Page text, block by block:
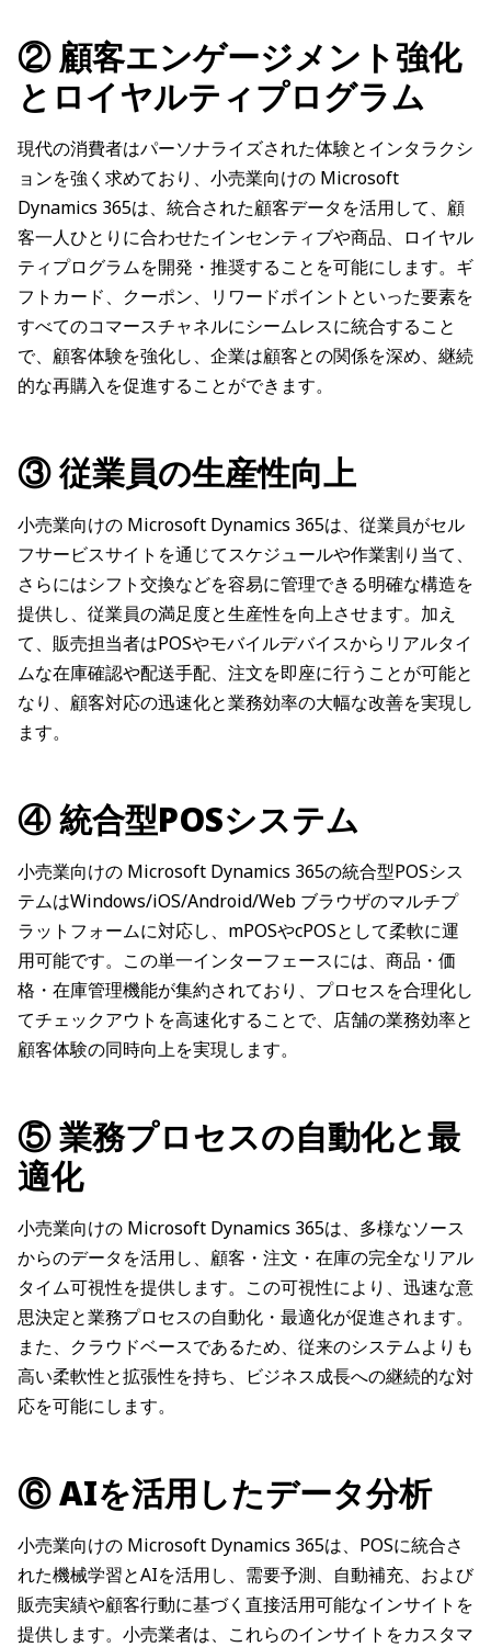
② 顧客エンゲージメント強化
とロイヤルティプログラム
現代の消費者はパーソナライズされた体験とインタラクシ
ョンを強く求めており、小売業向けの Microsoft
Dynamics 365は、統合された顧客データを活用して、顧
客一人ひとりに合わせたインセンティブや商品、ロイヤル
ティプログラムを開発・推奨することを可能にします。ギ
フトカード、クーポン、リワードポイントといった要素を
すべてのコマースチャネルにシームレスに統合すること
で、顧客体験を強化し、企業は顧客との関係を深め、継続
的な再購入を促進することができます。
③ 従業員の生産性向上
小売業向けの Microsoft Dynamics 365は、従業員がセル
フサービスサイトを通じてスケジュールや作業割り当て、
さらにはシフト交換などを容易に管理できる明確な構造を
提供し、従業員の満足度と生産性を向上させます。加え
て、販売担当者はPOSやモバイルデバイスからリアルタイ
ムな在庫確認や配送手配、注文を即座に行うことが可能と
なり、顧客対応の迅速化と業務効率の大幅な改善を実現し
ます。
④ 統合型POSシステム
小売業向けの Microsoft Dynamics 365の統合型POSシス
テムはWindows/iOS/Android/Web ブラウザのマルチプ
ラットフォームに対応し、mPOSやcPOSとして柔軟に運
用可能です。この単一インターフェースには、商品・価
格・在庫管理機能が集約されており、プロセスを合理化し
てチェックアウトを高速化することで、店舗の業務効率と
顧客体験の同時向上を実現します。
⑤ 業務プロセスの自動化と最
適化
小売業向けの Microsoft Dynamics 365は、多様なソース
からのデータを活用し、顧客・注文・在庫の完全なリアル
タイム可視性を提供します。この可視性により、迅速な意
思決定と業務プロセスの自動化・最適化が促進されます。
また、クラウドベースであるため、従来のシステムよりも
高い柔軟性と拡張性を持ち、ビジネス成長への継続的な対
応を可能にします。
⑥ AIを活用したデータ分析
小売業向けの Microsoft Dynamics 365は、POSに統合さ
れた機械学習とAIを活用し、需要予測、自動補充、および
販売実績や顧客行動に基づく直接活用可能なインサイトを
提供します。小売業者は、これらのインサイトをカスタマ